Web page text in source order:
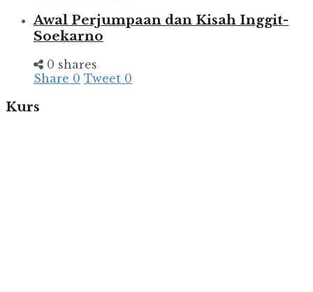
Awal Perjumpaan dan Kisah Inggit-
Soekarno
0 shares
Share 0 Tweet 0
Kurs